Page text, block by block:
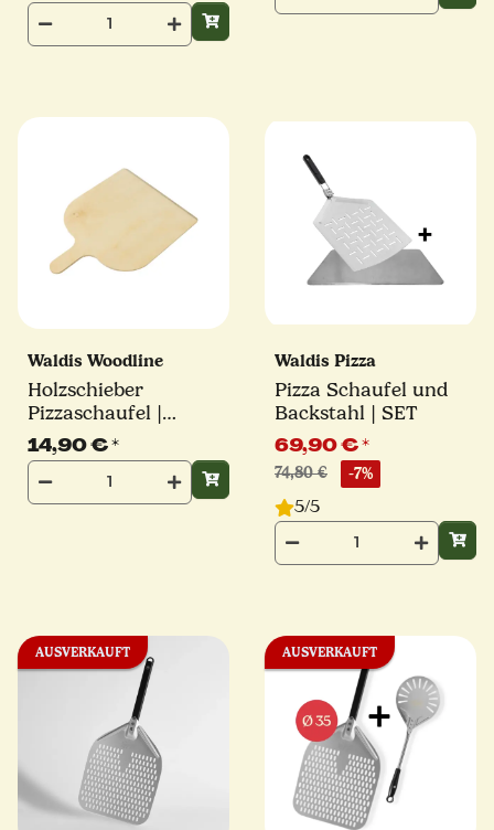
Waldis Woodline
Holzschieber
Pizzaschaufel |
30x40cm | Waldis
Woodline
14,90 €*
Waldis Pizza
Pizza Schaufel und
Backstahl | SET
69,90 €*
74,80 € -7%
5/5
AUSVERKAUFT AUSVERKAUFT